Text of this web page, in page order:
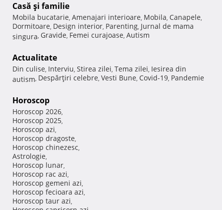
Casă şi familie
Mobila bucatarie, Amenajari interioare, Mobila, Canapele,
Dormitoare, Design interior, Parenting, Jurnal de mama
singura, Gravide, Femei curajoase, Autism
Actualitate
Din culise, Interviu, Stirea zilei, Tema zilei, Iesirea din
autism, Despărţiri celebre, Vesti Bune, Covid-19, Pandemie
Horoscop
Horoscop 2026,
Horoscop 2025,
Horoscop azi,
Horoscop dragoste,
Horoscop chinezesc,
Astrologie,
Horoscop lunar,
Horoscop rac azi,
Horoscop gemeni azi,
Horoscop fecioara azi,
Horoscop taur azi,